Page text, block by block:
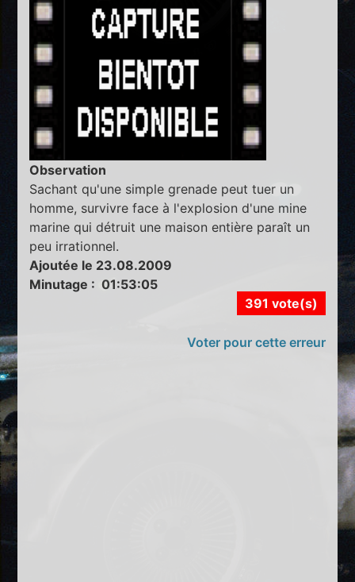
Observation
Sachant qu'une simple grenade peut tuer un
homme, survivre face à l'explosion d'une mine
marine qui détruit une maison entière paraît un
peu irrationnel.
Ajoutée le 23.08.2009
Minutage : 01:53:05
391 vote(s)
Voter pour cette erreur